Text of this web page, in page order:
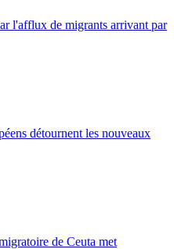
l'afflux de migrants arrivant par
détournent les nouveaux
de Ceuta met